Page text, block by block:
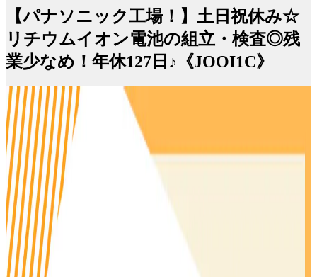
【パナソニック工場！】土日祝休み☆
リチウムイオン電池の組立・検査◎残
業少なめ！年休127日♪《JOOI1C》